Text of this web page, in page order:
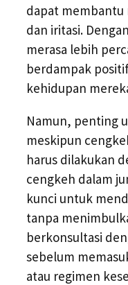
dapat membantu
dan iritasi.
merasa lebih
berdampak
kehidupan
Namun, penting
meskipun
harus dilakukan
cengkeh dalam
kunci untuk
tanpa
berkonsultasi
sebelum
atau regimen